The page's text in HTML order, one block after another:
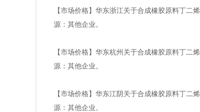
【市场价格】华东浙江关于合成橡胶原料丁二
源：其他企业。
【市场价格】华东杭州关于合成橡胶原料丁二
源：其他企业。
【市场价格】华东江阴关于合成橡胶原料丁二
源：其他企业。